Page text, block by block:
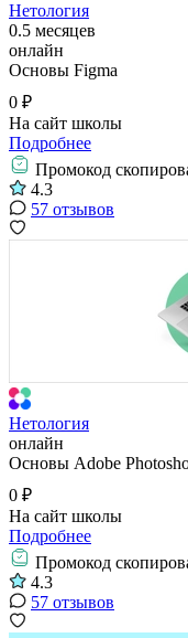
Нетология
0.5 месяцев
онлайн
Основы Figma
0 ₽
На сайт школы
Подробнее
Промокод
4.3
57 отзывов
Нетология
онлайн
Основы Adobe
0 ₽
На сайт школы
Подробнее
Промокод
4.3
57 отзывов